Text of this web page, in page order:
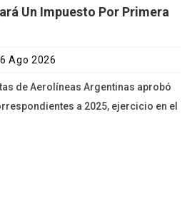
Un Impuesto Por Primera
Ago 2026
de Aerolíneas Argentinas aprobó
a 2025, ejercicio en el